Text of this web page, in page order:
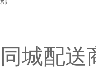
同城配